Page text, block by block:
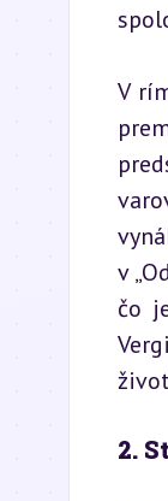
V
v
čo
2.